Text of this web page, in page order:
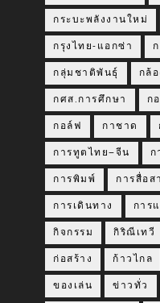
กระบะพลังงานใหม่
กรุงไทย-แอกซ่า
กลุ่มชาติพันธุ์ กล้
กศส.การศึกษา ก
กอล์ฟ กาชาด
การทูตไทย–จีน ก
การพิมพ์ การสื่อส
การเดินทาง การ
กิจกรรม กิริณีเทวี
ก่อสร้าง ก้าวไกล
ของเล่น ข่าวทั่ว